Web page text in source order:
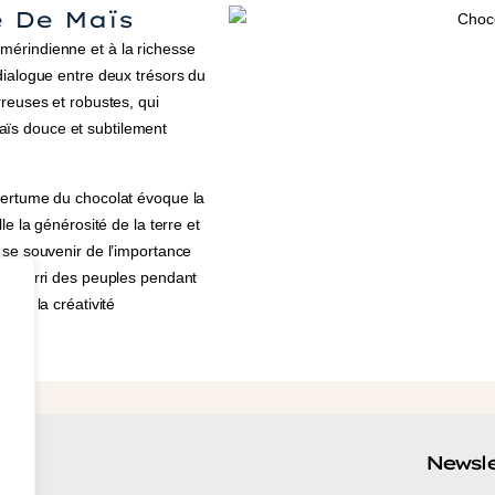
Maïs
et à la richesse
entre deux trésors du
et robustes, qui
douce et subtilement
du chocolat évoque la
la générosité de la terre et
souvenir de l’importance
nourri des peuples pendant
et la créativité